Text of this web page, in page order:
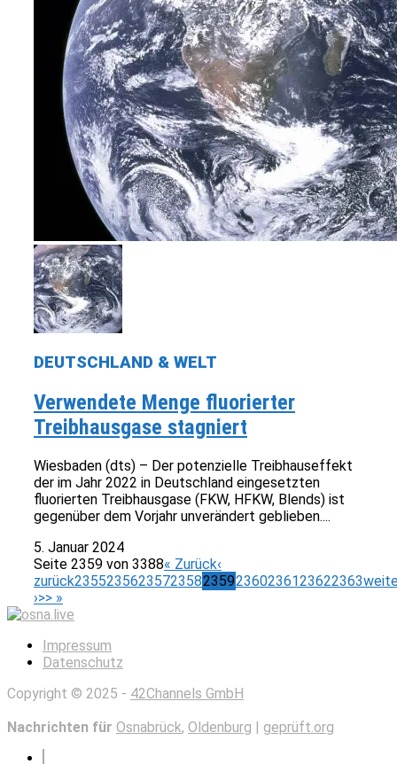
DEUTSCHLAND & WELT
Verwendete Menge fluorierter
Treibhausgase stagniert
Wiesbaden (dts) – Der potenzielle Treibhauseffekt
der im Jahr 2022 in Deutschland eingesetzten
fluorierten Treibhausgase (FKW, HFKW, Blends) ist
gegenüber dem Vorjahr unverändert geblieben....
5. Januar 2024
Seite 2359 von 3388« Zurück‹
zurück235523562357235823592360236123622363
›>> »
Impressum
Datenschutz
Copyright © 2025 - 42Channels GmbH
Nachrichten für Osnabrück, Oldenburg geprüft.org